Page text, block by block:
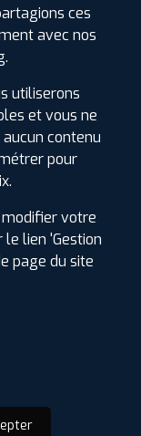
FAIRE INSTALLER CE
PNEU
ces
avec nos
utiliserons
et vous ne
contenu
pour
modifier votre
lien 'Gestion
page du site